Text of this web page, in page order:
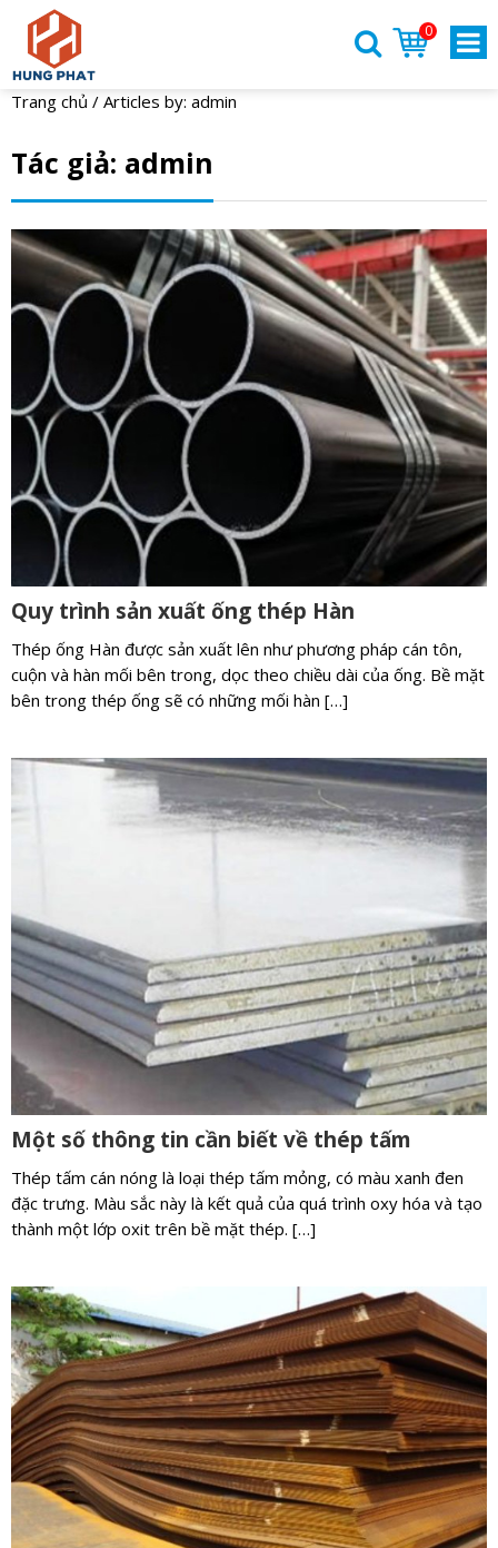
0
Trang chủ / Articles by: admin
Tác giả: admin
Quy trình sản xuất ống thép Hàn
Thép ống Hàn được sản xuất lên như phương pháp cán tôn,
cuộn và hàn mối bên trong, dọc theo chiều dài của ống. Bề mặt
bên trong thép ống sẽ có những mối hàn […]
Một số thông tin cần biết về thép tấm
Thép tấm cán nóng là loại thép tấm mỏng, có màu xanh đen
đặc trưng. Màu sắc này là kết quả của quá trình oxy hóa và tạo
thành một lớp oxit trên bề mặt thép. […]